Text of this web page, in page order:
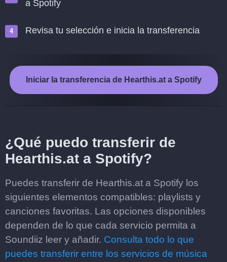
a Spotify
Revisa tu selección e inicia la transferencia
Iniciar la transferencia de Hearthis.at a Spotify
¿Qué puedo transferir de
Hearthis.at a Spotify?
Puedes transferir de Hearthis.at a Spotify los
siguientes elementos compatibles: playlists y
canciones favoritas. Las opciones disponibles
dependen de lo que cada servicio permita a
Soundiiz leer y añadir. Consulta todo lo que
puedes transferir entre los servicios de música